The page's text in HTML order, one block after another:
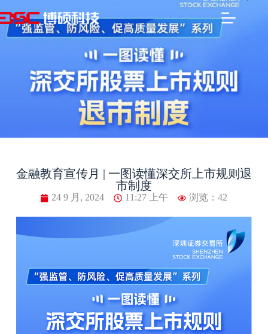
金融教育宣传月 | 一图读懂深交所上市规则退
市制度
24 9 月, 2024 11:27 上午 浏览：42